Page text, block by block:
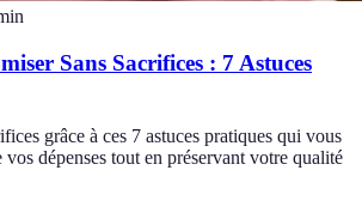
Sans Sacrifices : 7 Astuces
grâce à ces 7 astuces pratiques qui vous
dépenses tout en préservant votre qualité